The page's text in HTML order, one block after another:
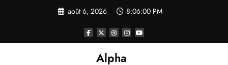
août 6, 2026 8:06:01 PM
Alpha